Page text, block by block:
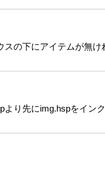
スの下にアイテムが無け
り先にimg.hspをイン